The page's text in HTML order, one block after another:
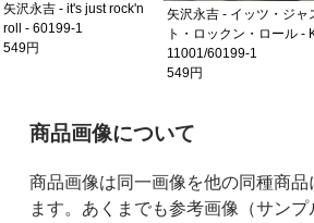
矢沢永吉 - it's just rock'n
roll - 60199-1
549円
矢沢永吉 - イッツ・ジャ
ト・ロックン・ロール -
11001/60199-1
549円
ご購入前の注意事項
商品画像について
商品画像は同一画像を他の同種商品
ます。あくまでも参考画像（サン